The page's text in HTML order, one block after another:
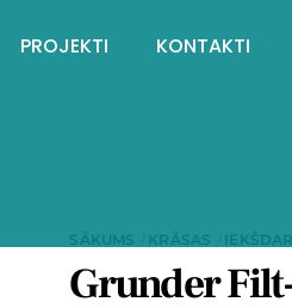
PROJEKTI KONTAKTI
SĀKUMS KRĀSAS
Grunder